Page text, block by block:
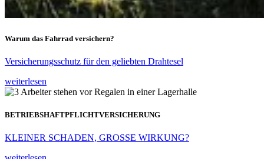
Warum das Fahrrad versichern?
Versicherungsschutz für den geliebten Drahtesel
weiterlesen
BETRIEBSHAFTPFLICHTVERSICHERUNG
KLEINER SCHADEN, GROSSE WIRKUNG?